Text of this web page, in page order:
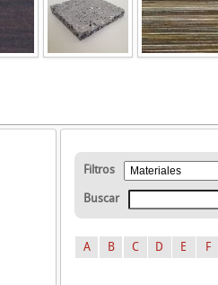
Filtros
Buscar
A B C D E F